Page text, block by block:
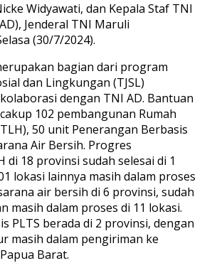
Widyawati, dan Kepala Staf TNI
Jenderal TNI Maruli
(30/7/2024).
bagian dari program
dan Lingkungan (TJSL)
dengan TNI AD. Bantuan
102 pembangunan Rumah
50 unit Penerangan Berbasis
Air Bersih. Progres
di 18 provinsi sudah selesai di 1
lokasi lainnya masih dalam proses
air bersih di 6 provinsi, sudah
masih dalam proses di 11 lokasi.
PLTS berada di 2 provinsi, dengan
masih dalam pengiriman ke
Barat.